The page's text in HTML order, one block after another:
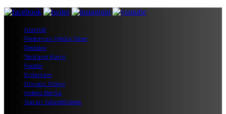
Alamat
Pedoman Media Siber
Redaksi
Tentang Kami
Footer
Entertain
Privacy Policy
Indeks Berita
Siaran Jabodetabek